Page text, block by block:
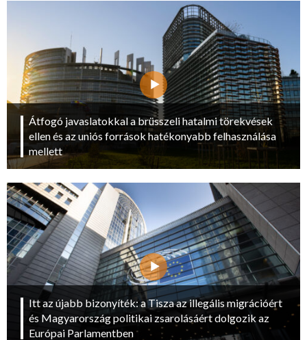
Átfogó javaslatokkal a brüsszeli hatalmi törekvések
ellen és az uniós források hatékonyabb felhasználása
mellett
Itt az újabb bizonyíték: a Tisza az illegális migrációért
és Magyarország politikai zsarolásáért dolgozik az
Európai Parlamentben